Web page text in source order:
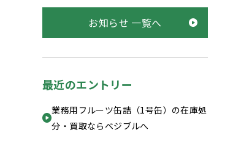
お知らせ 一覧へ
最近のエントリー
業務用フルーツ缶詰（1号缶）の在庫処
分・買取ならベジブルへ